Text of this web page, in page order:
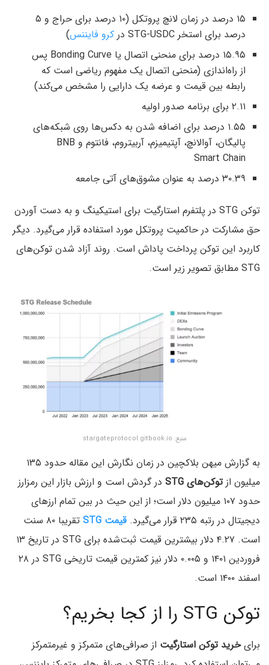
۱۵ درصد در زمان لانچ پروتکل (۱۰ درصد برای حراج و ۵
درصد برای استخر STG-USDC در
کرو فایننس)
۱۵.۹۵ درصد برای منحنی اتصال یا Bonding Curve پس
از راه‌اندازی (منحنی اتصال یک مفهوم ریاضی است که
رابطه بین قیمت و عرضه یک دارایی را مشخص می‌کند)
۲.۱۱ برای برنامه صدور اولیه
۱.۵۵ درصد برای اضافه شدن به دکس‌ها روی شبکه‌های
پالیگان، آوالانچ، آپتیمیزم، آربیتروم،‌ فانتوم و BNB
Smart Chain
۳۰.۳۹ درصد به عنوان مشوق‌های آتی جامعه
توکن STG در پلتفرم استارگیت برای استیکینگ و به دست آوردن
حق مشارکت در حاکمیت پروتکل مورد استفاده قرار می‌گیرد. دیگر
کاربرد این توکن پرداخت پاداش است. روند آزاد شدن توکن‌های
STG مطابق تصویر زیر است.
منبع: stargateprotocol.gitbook.io
به گزارش میهن بلاکچین در زمان نگارش این مقاله حدود ۱۳۵
میلیون ازتوکن‌های STG
در گردش است و ارزش بازار این رمزارز
حدود ۱۰۷ میلیون دلار است؛ از این حیث در بین تمام ارزهای
دیجیتال در رتبه ۲۳۵ قرار می‌گیرد.
قیمت STG
تقریبا ۸۰ سنت
است. ۴.۲۷ دلار بیشترین قیمت ثبت‌شده برای STG در تاریخ ۱۳
فروردین ۱۴۰۱ و ۰.۰۰۵ دلار نیز کمترین قیمت تاریخی STG‌ در ۲۸
اسفند ۱۴۰۰ است.
توکن STG را از کجا بخریم؟
برایخرید توکن استارگیت از صرافی‌های متمرکز و غیرمتمرکز